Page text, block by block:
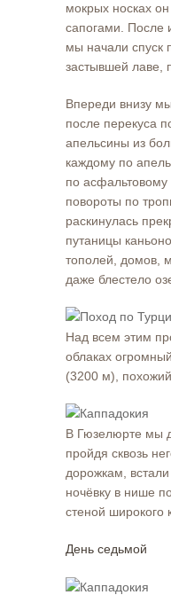
мокрых носках
сапогами. После
мы начали спуск
застывшей лаве,
Впереди внизу
после перекуса
апельсины из
каждому по
по асфальтовому
повороты по
раскинулась
путаницы
тополей, домов,
даже блестело
Над всем этим
облаках
(3200 м),
В Гюзелюрте мы
пройдя сквозь
дорожкам,
ночёвку в нише
стеной широкого
День седьмой